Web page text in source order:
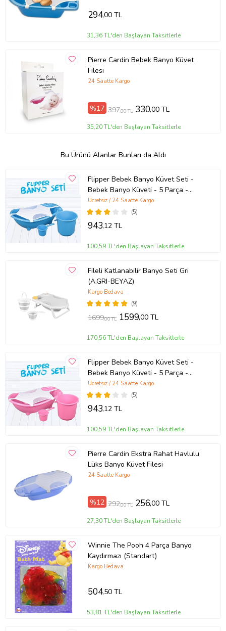
294,00 TL
31,36 TL'den Başlayan Taksitlerle
Pierre Cardin Bebek Banyo Küvet
Filesi
24 Saatte Kargo
%17 397,00 TL 330,00 TL
35,20 TL'den Başlayan Taksitlerle
Bu Ürünü Alanlar Bunları da Aldı
Flipper Bebek Banyo Küvet Seti -
Bebek Banyo Küveti - 5 Parça -
Sünger ve File Hediyeli (Mavi)
(5)
Ücretsiz / 24 Saatte Kargo
943,12 TL
100,59 TL'den Başlayan Taksitlerle
Fileli Katlanabilir Banyo Seti Gri
(A.GRI-BEYAZ)
(9)
Kargo Bedava
1699,00 TL 1599,00 TL
170,56 TL'den Başlayan Taksitlerle
Flipper Bebek Banyo Küvet Seti -
Bebek Banyo Küveti - 5 Parça -
Sünger ve File Hediyeli (Pembe)
(5)
Ücretsiz / 24 Saatte Kargo
943,12 TL
100,59 TL'den Başlayan Taksitlerle
Pierre Cardin Ekstra Rahat Havlulu
Lüks Banyo Küvet Filesi
24 Saatte Kargo
%12 292,00 TL 256,00 TL
27,30 TL'den Başlayan Taksitlerle
Winnie The Pooh 4 Parça Banyo
Kaydırmazı (Standart)
Kargo Bedava
504,50 TL
53,81 TL'den Başlayan Taksitlerle